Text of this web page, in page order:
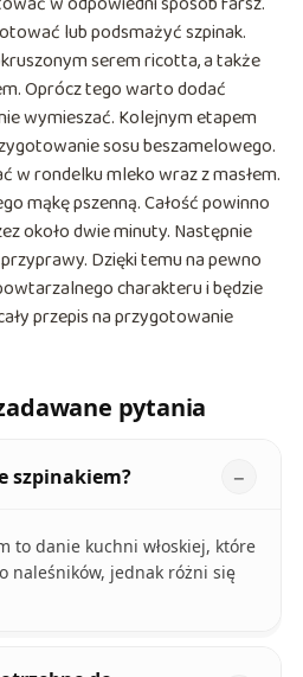
lub podsmażyć szpinak.
serem ricotta, a także
Oprócz tego warto dodać
wymieszać. Kolejnym etapem
sosu beszamelowego.
w rondelku mleko wraz z masłem.
mąkę pszenną. Całość powinno
około dwie minuty. Następnie
Dzięki temu na pewno
charakteru i będzie
przepis na przygotowanie
pytania
szpinakiem?
to danie kuchni włoskiej, które
naleśników, jednak różni się